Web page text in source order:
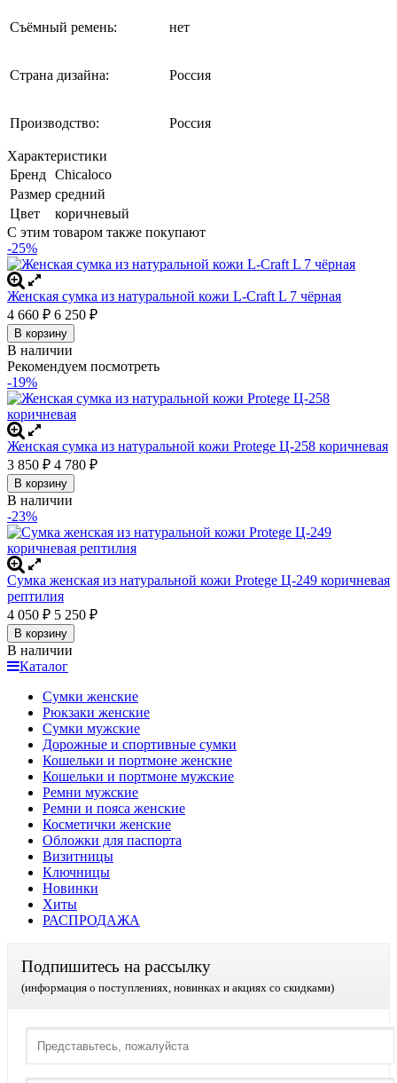
Съёмный ремень: нет
Страна дизайна: Россия
Производство: Россия
Характеристики
Бренд Chicaloco
Размер средний
Цвет
коричневый
С этим товаром также покупают
-25%
Женская сумка из натуральной кожи L-Craft L 7 чёрная
4 660 ₽ 6 250 ₽
В корзину
В наличии
Рекомендуем посмотреть
-19%
Женская сумка из натуральной кожи Protege Ц-258 коричневая
3 850 ₽ 4 780 ₽
В корзину
В наличии
-23%
Сумка женская из натуральной кожи Protege Ц-249 коричневая
рептилия
4 050 ₽ 5 250 ₽
В корзину
В наличии
Каталог
Сумки женские
Рюкзаки женские
Сумки мужские
Дорожные и спортивные сумки
Кошельки и портмоне женские
Кошельки и портмоне мужские
Ремни мужские
Ремни и пояса женские
Косметички женские
Обложки для паспорта
Визитницы
Ключницы
Новинки
Хиты
РАСПРОДАЖА
Подпишитесь на рассылку
(информация о поступлениях, новинках и акциях со скидками)